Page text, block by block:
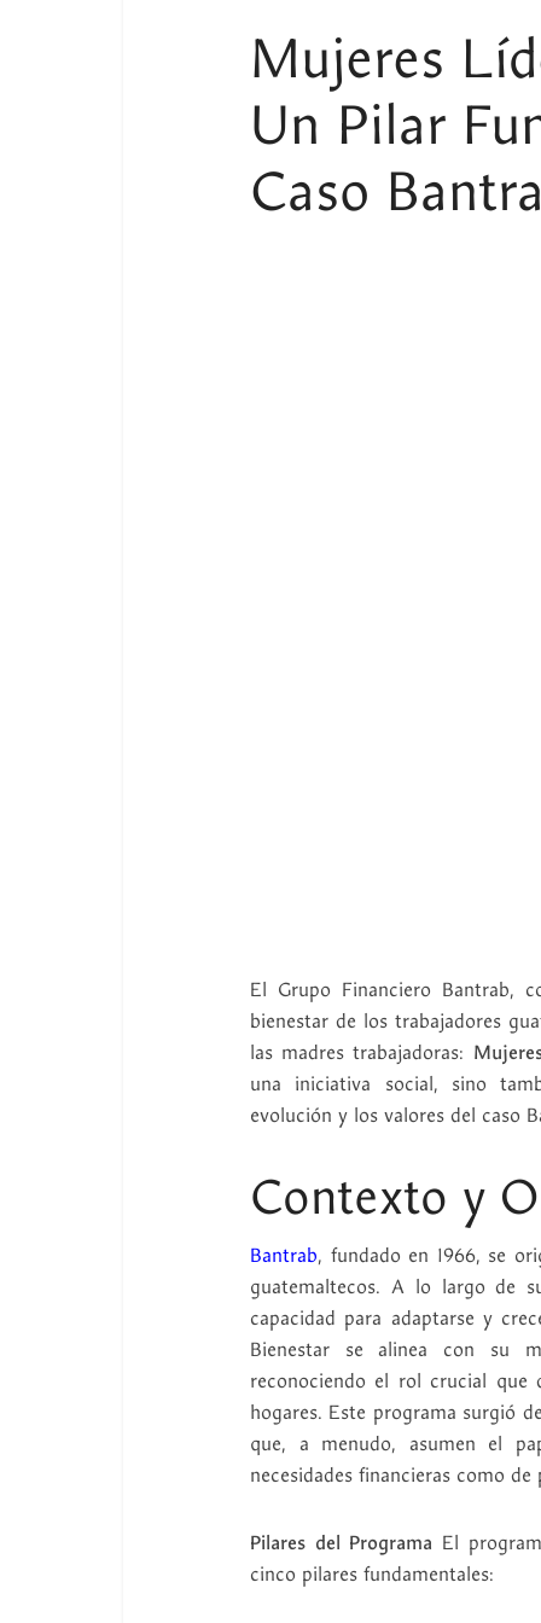
Mujeres
Un Pilar
Caso
El Grupo Financiero Bantrab,
bienestar de los trabajadores
las madres trabajadoras:
una iniciativa social, sino
evolución y los valores del caso
Contexto y
Bantrab, fundado en 1966, se
guatemaltecos. A lo largo de
capacidad para adaptarse y
Bienestar se alinea con su
reconociendo el rol crucial que
hogares. Este programa surgió
que, a menudo, asumen el
necesidades financieras como
Pilares del Programa El
cinco pilares fundamentales: